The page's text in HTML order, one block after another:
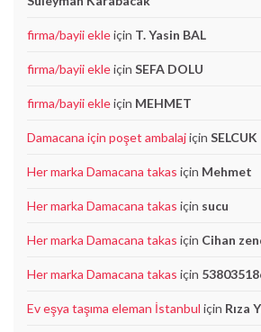
firma/bayii ekleiçin T. Yasin BAL
firma/bayii ekleiçin SEFA DOLU
firma/bayii ekleiçin MEHMET
Damacana için poşet ambalajiçin SELCUK
Her marka Damacana takas için Mehmet
Her marka Damacana takas için sucu
Her marka Damacana takas için Cihan
Her marka Damacana takas için
Ev eşya taşıma eleman İstanbul için Rıza